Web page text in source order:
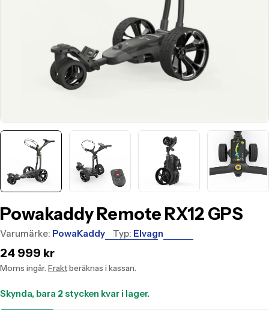
Powakaddy Remote RX12 GPS
Varumärke: PowaKaddy Typ: Elvagn
Translation
missing:
24 999 kr
Moms ingår. Fraktberäknas i kassan.
Skynda, bara 2stycken kvar i lager.